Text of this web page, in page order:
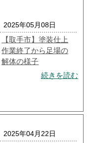
2025年05月08日
【取手市】塗装仕上
作業終了から足場の
解体の様子
続きを読む
2025年04月22日